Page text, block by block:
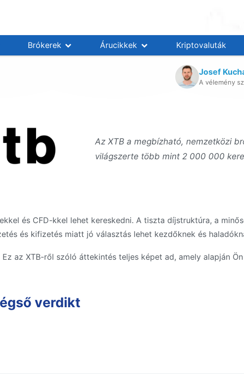
Brókerek Árucikkek Kriptovaluták
Josef
A vélemény
Az XTB a megbízható, nemzetközi
világszerte több mint 2 000 000
és CFD-kkel lehet kereskedni. A tiszta díjstruktúra, a
és kifizetés miatt jó választás lehet kezdőknek és
az XTB-ről szóló áttekintés teljes képet ad, amely alapján
verdikt